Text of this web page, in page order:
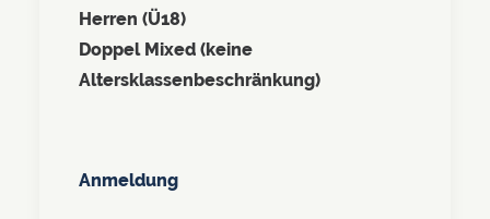
Herren (Ü18)
Doppel Mixed (keine
Altersklassenbeschränkung)
Anmeldung